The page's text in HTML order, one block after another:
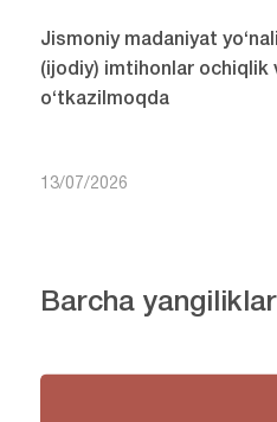
Jismoniy madaniyat
(ijodiy) imtihonlar ochiqlik
o‘tkazilmoqda
13/07/2026
Barcha yangiliklar